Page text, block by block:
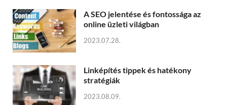
A SEO jelentése és fontossága az
online üzleti világban
2023.07.28.
Linképítés tippek és hatékony
stratégiák
2023.08.09.